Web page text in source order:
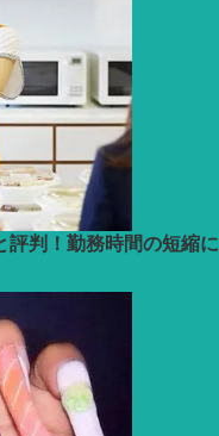
評判！勤務時間の短縮に